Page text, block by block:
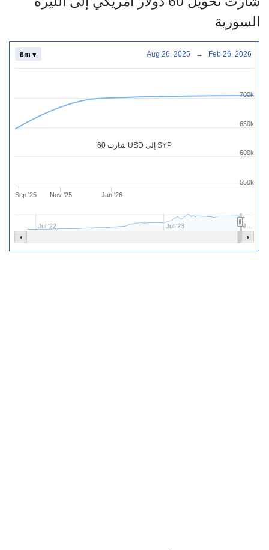
السورية
شارت 60 USD إلى SYP
Sep '25 Nov '25 Jan '26
Jul '22 Jul '23 J…
550k
600k
650k
700k
6m ▾ Aug 26, 2025 → Feb 26, 2026